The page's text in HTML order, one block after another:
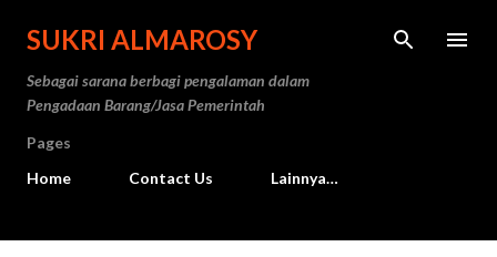
Langsung ke konten utama
SUKRI ALMAROSY
Sebagai sarana berbagi pengalaman dalam
Pengadaan Barang/Jasa Pemerintah
Pages
Home
Contact Us Lainnya…